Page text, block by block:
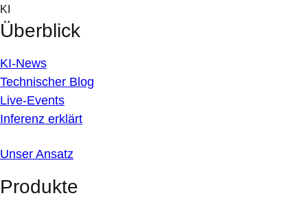
Skip
to
content
KI
Überblick
KI-News
Technischer Blog
Live-Events
Inferenz erklärt
Unser Ansatz
Produkte